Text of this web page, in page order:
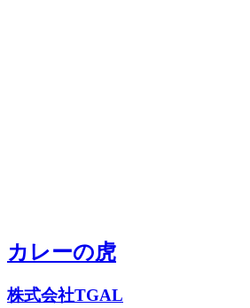
カレーの虎
株式会社TGAL